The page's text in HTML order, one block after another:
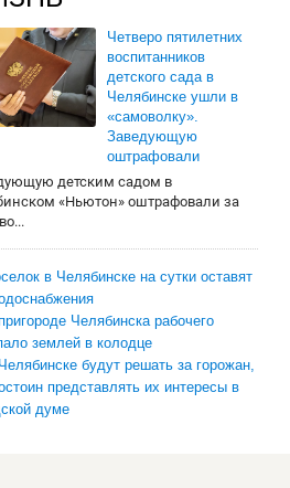
Четверо пятилетних
воспитанников
детского сада в
Челябинске ушли в
«самоволку».
Заведующую
оштрафовали
детским садом в
«Ньютон» оштрафовали за
в Челябинске на сутки оставят
Челябинска рабочего
землей в колодце
будут решать за горожан,
представлять их интересы в
думе